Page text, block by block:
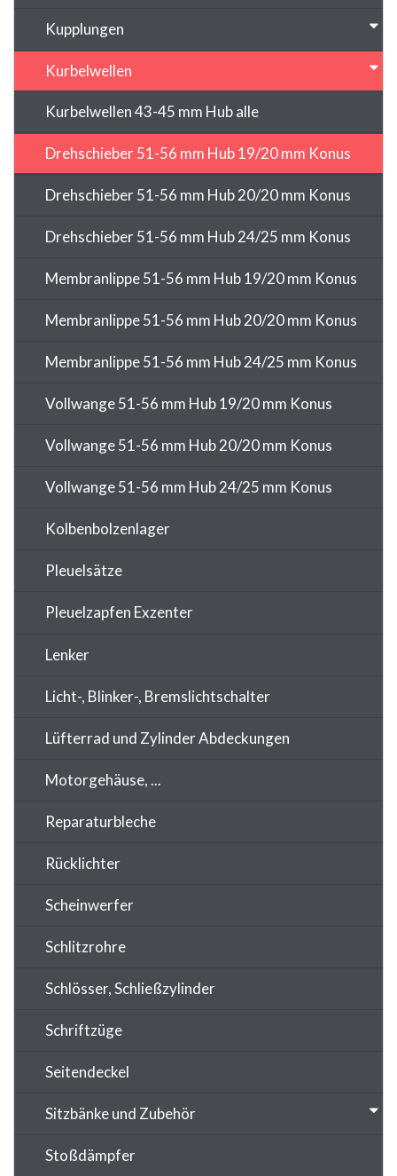
Kupplungen
Kurbelwellen
Kurbelwellen 43-45 mm Hub alle
Drehschieber 51-56 mm Hub 19/20 mm Konus
Drehschieber 51-56 mm Hub 20/20 mm Konus
Drehschieber 51-56 mm Hub 24/25 mm Konus
Membranlippe 51-56 mm Hub 19/20 mm Konus
Membranlippe 51-56 mm Hub 20/20 mm Konus
Membranlippe 51-56 mm Hub 24/25 mm Konus
Vollwange 51-56 mm Hub 19/20 mm Konus
Vollwange 51-56 mm Hub 20/20 mm Konus
Vollwange 51-56 mm Hub 24/25 mm Konus
Kolbenbolzenlager
Pleuelsätze
Pleuelzapfen Exzenter
Lenker
Licht-, Blinker-, Bremslichtschalter
Lüfterrad und Zylinder Abdeckungen
Motorgehäuse, ...
Reparaturbleche
Rücklichter
Scheinwerfer
Schlitzrohre
Schlösser, Schließzylinder
Schriftzüge
Seitendeckel
Sitzbänke und Zubehör
Stoßdämpfer